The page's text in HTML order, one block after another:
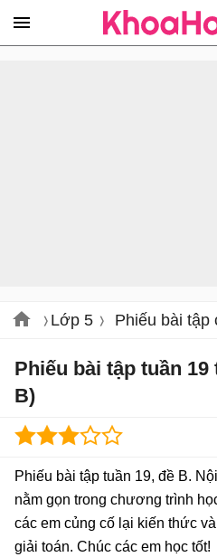
Lớp 5 Phiếu bài tập
Phiếu bài tập tuần
B)
Phiếu bài tập tuần 19, đề B.
nằm gọn trong chương trình
các em củng cố lại kiến thức
giải toán. Chúc các em học tốt!